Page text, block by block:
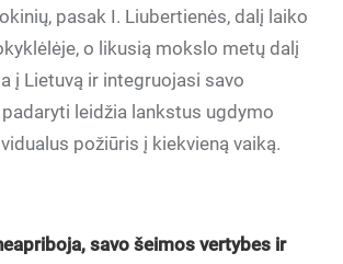
pasak I. Liubertienės, dalį laiko
o likusią mokslo metų dalį
į Lietuvą ir integruojasi savo
leidžia lankstus ugdymo
požiūris į kiekvieną vaiką.
savo šeimos vertybes ir